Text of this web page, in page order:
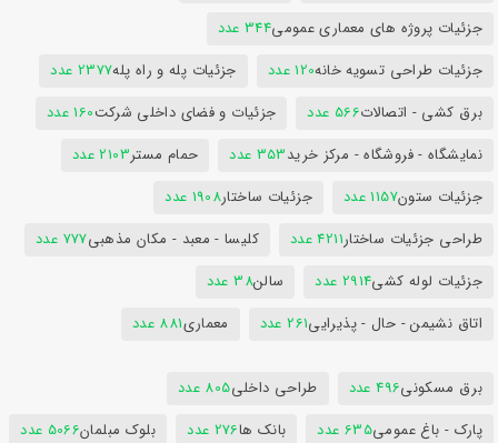
جزئیات پروژه های معماری عمومی344 عدد
جزئیات طراحی تسویه خانه120 عدد جزئیات پله و راه پله2377 عدد
برق کشی - اتصالات566 عدد جزئیات و فضای داخلی شرکت160 عدد
نمایشگاه - فروشگاه - مرکز خرید353 عدد حمام مستر2103 عدد
جزئیات ستون1157 عدد جزئیات ساختار1908 عدد
طراحی جزئیات ساختار4211 عدد کلیسا - معبد - مکان مذهبی777 عدد
جزئیات لوله کشی2914 عدد سالن38 عدد
اتاق نشیمن - حال - پذیرایی261 عدد معماری881 عدد
برق مسکونی496 عدد طراحی داخلی805 عدد
پارک - باغ عمومی635 عدد بانک ها276 عدد بلوک مبلمان5066 عدد